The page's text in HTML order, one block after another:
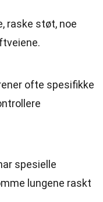
raske støt, noe
ofte spesifikke
spesielle
lungene raskt